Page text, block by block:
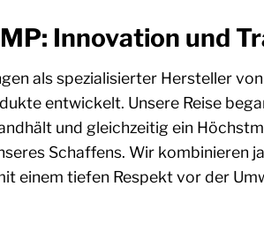
Innovation und
als spezialisierter Hersteller
entwickelt. Unsere Reise
und gleichzeitig ein
Schaffens. Wir kombinieren
einem tiefen Respekt vor der